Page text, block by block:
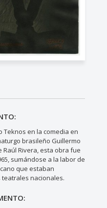
Teknos en la comedia en
brasileño Guillermo
Raúl Rivera, esta obra fue
sumándose a la labor de
que estaban
nacionales.